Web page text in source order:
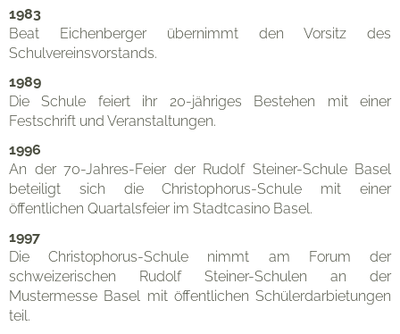
Kontakt
1983
Beat Eichenberger übernimmt den Vorsitz des
Schulvereinsvorstands.
1989
Die Schule feiert ihr 20-jähriges Bestehen mit einer
Festschrift und Veranstaltungen.
1996
An der 70-Jahres-Feier der Rudolf Steiner-Schule Basel
beteiligt sich die Christophorus-Schule mit einer
öffentlichen Quartalsfeier im Stadtcasino Basel.
1997
Die Christophorus-Schule nimmt am Forum der
schweizerischen Rudolf Steiner-Schulen an der
Mustermesse Basel mit öffentlichen Schülerdarbietungen
teil.